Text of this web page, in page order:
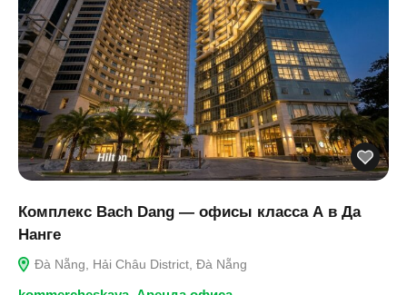
Комплекс Bach Dang — офисы класса А в Да
Нанге
Đà Nẵng, Hải Châu District, Đà Nẵng